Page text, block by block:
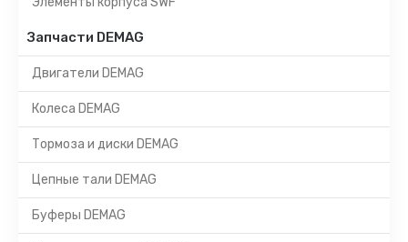
Запчасти DEMAG
Двигатели DEMAG
Колеса DEMAG
Тормоза и диски DEMAG
Цепные тали DEMAG
Буферы DEMAG